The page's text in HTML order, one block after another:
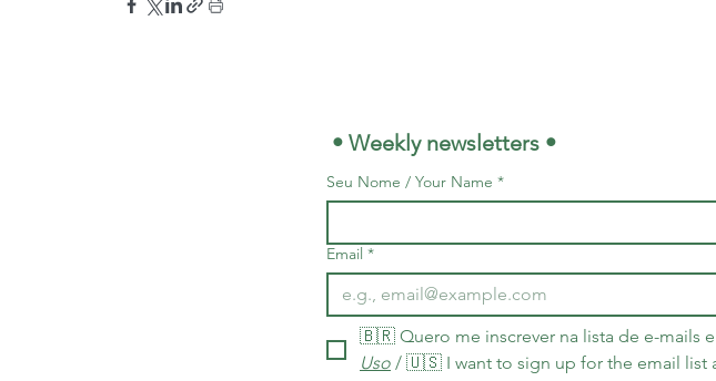
• Weekly newsletters •
Seu Nome / Your Name *
Email *
🇧🇷 Quero me inscrever na lista de e-mails
Uso / 🇺🇸 I want to sign up for the email list